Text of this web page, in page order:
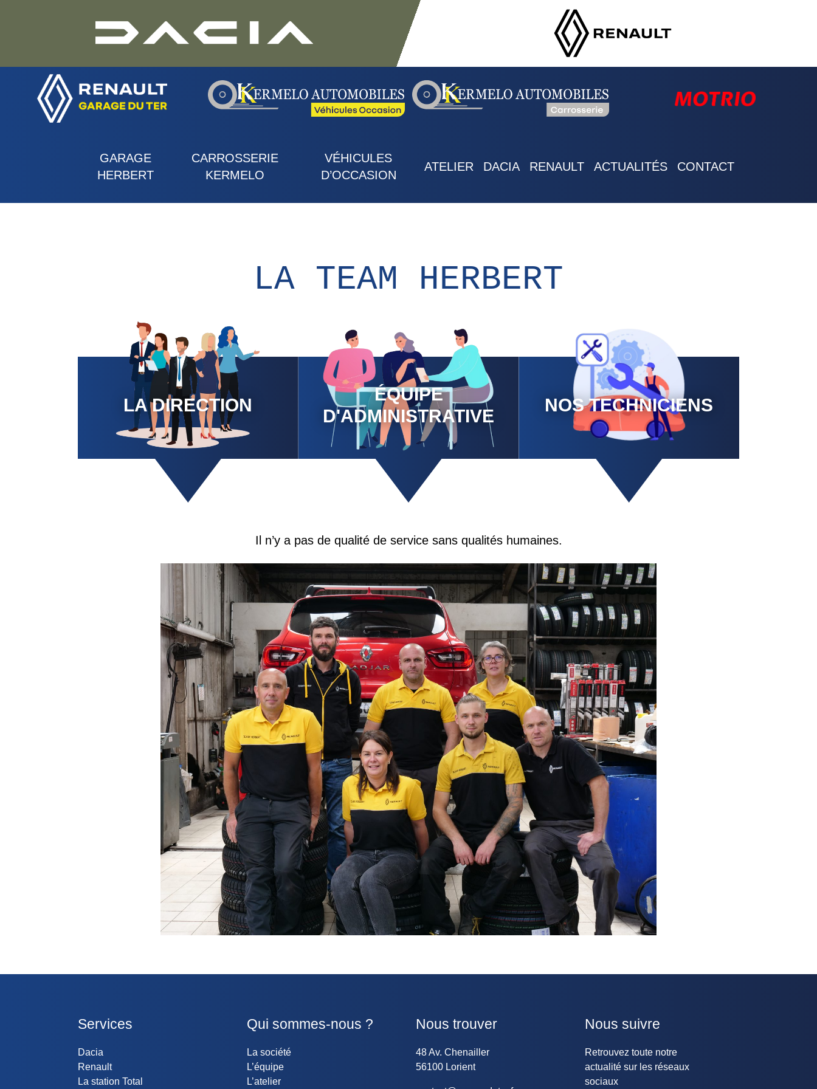
GARAGE
HERBERT
CARROSSERIE
KERMELO
VÉHICULES
D’OCCASION
ATELIER DACIA RENAULT ACTUALITÉS CONTACT
LA TEAM HERBERT
LA DIRECTION
ÉQUIPE
D'ADMINISTRATIVE
NOS TECHNICIENS
Il n’y a pas de qualité de service sans qualités humaines.
Services
Dacia
Renault
La station Total
Qui sommes-nous ?
La société
L’équipe
L’atelier
Nous trouver
48 Av. Chenailler
56100 Lorient
Nous suivre
Retrouvez toute notre
actualité sur les réseaux
sociaux